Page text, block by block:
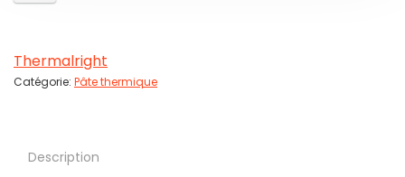
Thermalright
Catégorie: Pâte thermique
Description